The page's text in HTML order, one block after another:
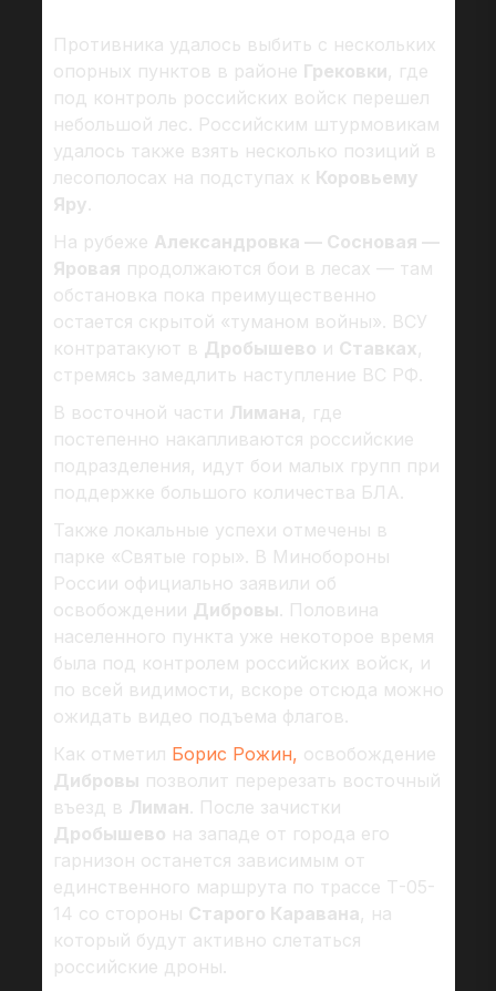
Противника удалось выбить с нескольких
опорных пунктов в районе Грековки, где
под контроль российских войск перешел
небольшой лес. Российским штурмовикам
удалось также взять несколько позиций в
лесополосах на подступах к Коровьему
Яру.
На рубеже Александровка — Сосновая —
Яровая продолжаются бои в лесах — там
обстановка пока преимущественно
остается скрытой «туманом войны». ВСУ
контратакуют в Дробышево и Ставках,
стремясь замедлить наступление ВС РФ.
В восточной части Лимана, где
постепенно накапливаются российские
подразделения, идут бои малых групп при
поддержке большого количества БЛА.
Также локальные успехи отмечены в
парке «Святые горы». В Минобороны
России официально заявили об
освобождении Дибровы. Половина
населенного пункта уже некоторое время
была под контролем российских войск, и
по всей видимости, вскоре отсюда можно
ожидать видео подъема флагов.
Как отметил Борис Рожин, освобождение
Дибровы позволит перерезать восточный
въезд в Лиман. После зачистки
Дробышево на западе от города его
гарнизон останется зависимым от
единственного маршрута по трассе Т-05-
14 со стороны Старого Каравана, на
который будут активно слетаться
российские дроны.